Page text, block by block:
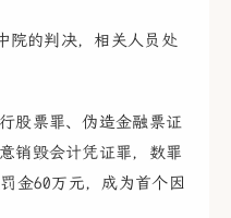
院的判决，相关人员处
股票罪、伪造金融票证
销毁会计凭证罪，数罪
金60万元，成为首个因